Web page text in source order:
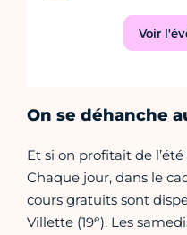
Voir
On se déhanche
Et si on profitait de
Chaque jour, dans le
cours gratuits sont
Villette (19e). Les